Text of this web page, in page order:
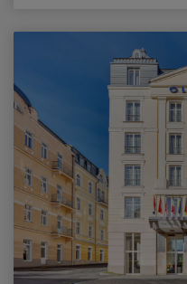
Bird (FBR)
☞ Early Bird = 10%
mindestens 45
SPA-Aufenthalte
06.01.2026 bis
☞ Early Bird = 15 %
mindestens 90
für SPA-
06.01.2026 bis